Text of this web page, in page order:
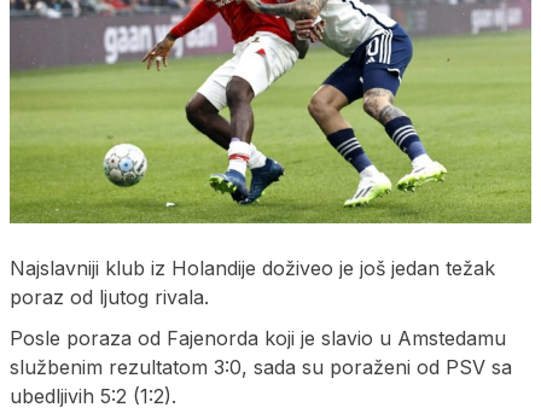
Najslavniji klub iz Holandije doživeo je još jedan težak
poraz od ljutog rivala.
Posle poraza od Fajenorda koji je slavio u Amstedamu
službenim rezultatom 3:0, sada su poraženi od PSV sa
ubedljivih 5:2 (1:2).